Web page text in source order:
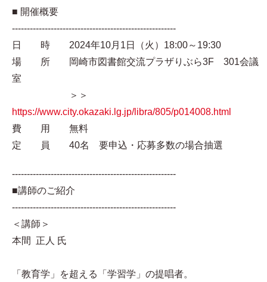
■ 開催概要
-------------------------------------------------------
日 時 2024年10月1日（火）18:00～19:30
場 所 岡崎市図書館交流プラザりぶら3F 301会議
室
＞＞
https://www.city.okazaki.lg.jp/libra/805/p014008.html
費 用 無料
定 員 40名 要申込・応募多数の場合抽選
-------------------------------------------------------
■講師のご紹介
-------------------------------------------------------
＜講師＞
本間 正人 氏
「教育学」を超える「学習学」の提唱者。